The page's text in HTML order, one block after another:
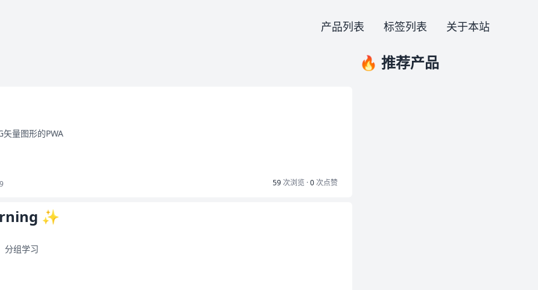
产品列表 标签列表 关于本站
矢量图形的PWA
59次浏览 ·0次点赞
✨
分组学习
🔥 推荐产品